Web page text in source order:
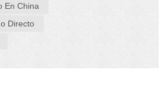
su producción textil.
En China
Directo